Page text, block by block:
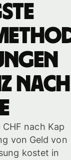
nach
nach Kap
von Geld von
kostet in